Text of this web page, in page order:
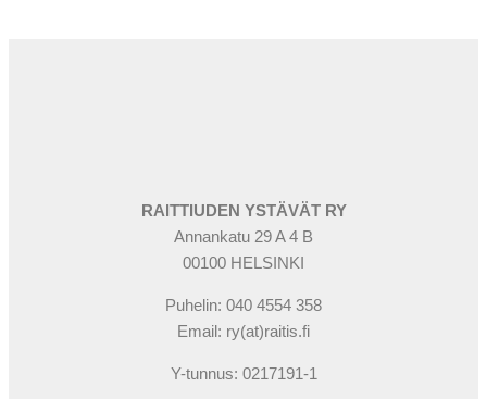
RAITTIUDEN YSTÄVÄT RY
Annankatu 29 A 4 B
00100 HELSINKI
Puhelin: 040 4554 358
Email: ry(at)raitis.fi
Y-tunnus: 0217191-1